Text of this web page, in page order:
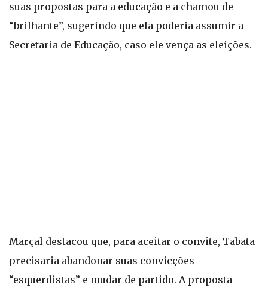
suas propostas para a educação e a chamou de
“brilhante”, sugerindo que ela poderia assumir a
Secretaria de Educação, caso ele vença as eleições.
Marçal destacou que, para aceitar o convite, Tabata
precisaria abandonar suas convicções
“esquerdistas” e mudar de partido. A proposta